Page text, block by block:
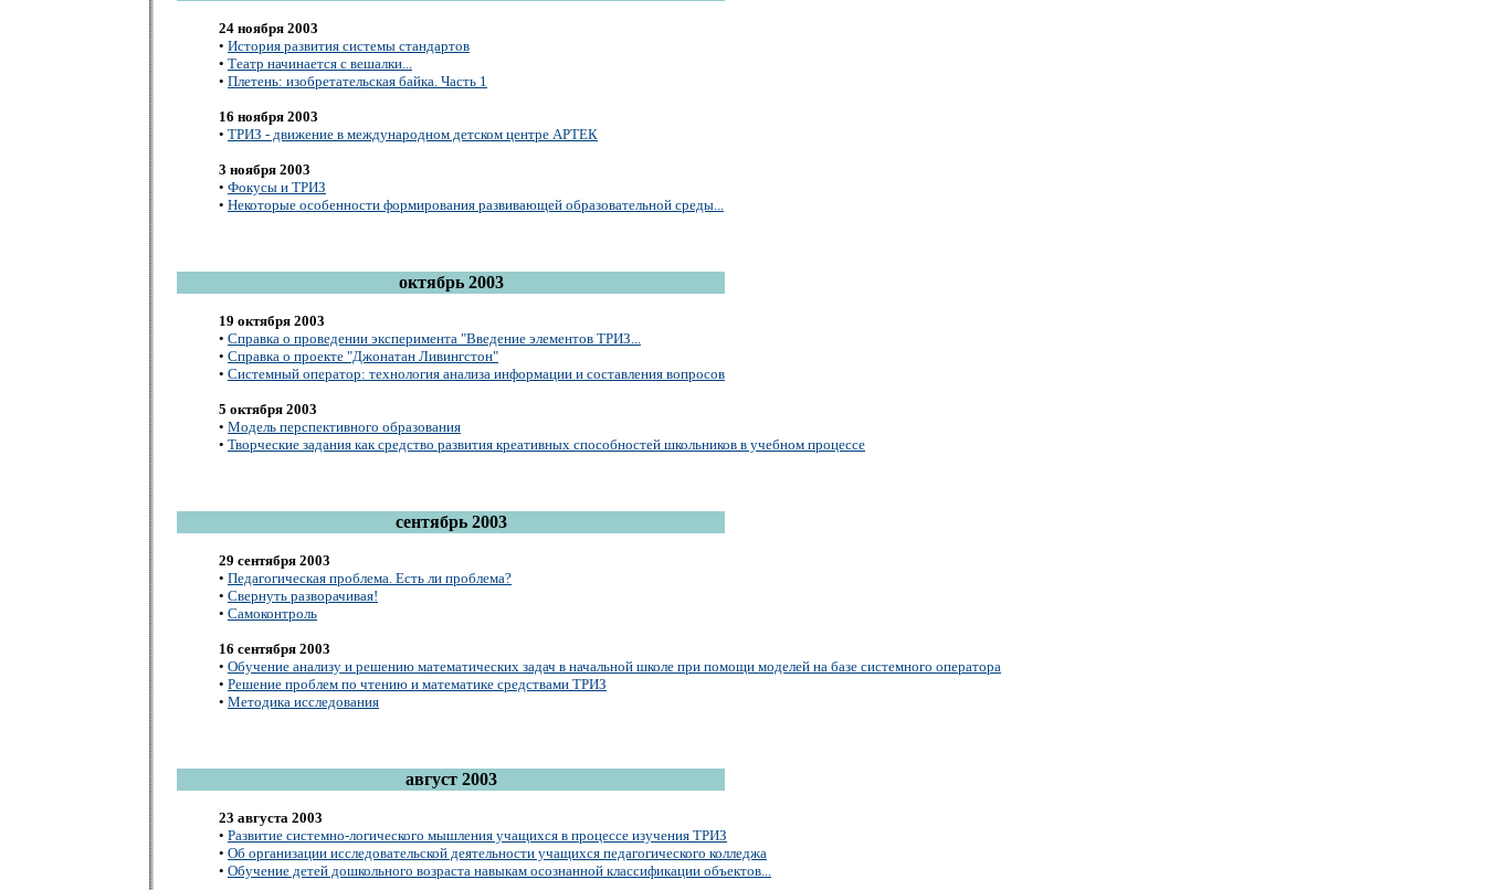
24 ноября 2003
• История развития системы стандартов
• Театр начинается с вешалки...
• Плетень: изобретательская байка. Часть 1
16 ноября 2003
• ТРИЗ - движение в международном детском центре АРТЕК
3 ноября 2003
• Фокусы и ТРИЗ
• Некоторые особенности формирования развивающей образовательной среды...
октябрь 2003
19 октября 2003
• Справка о проведении эксперимента "Введение элементов ТРИЗ...
• Справка о проекте "Джонатан Ливингстон"
• Системный оператор: технология анализа информации и составления вопросов
5 октября 2003
• Модель перспективного образования
• Творческие задания как средство развития креативных способностей школьников в учебном процессе
сентябрь 2003
29 сентября 2003
• Педагогическая проблема. Есть ли проблема?
• Свернуть разворачивая!
• Самоконтроль
16 сентября 2003
• Обучение анализу и решению математических задач в начальной школе при помощи моделей на базе системного оператора
• Решение проблем по чтению и математике средствами ТРИЗ
• Методика исследования
август 2003
23 августа 2003
• Развитие системно-логического мышления учащихся в процессе изучения ТРИЗ
• Об организации исследовательской деятельности учащихся педагогического колледжа
• Обучение детей дошкольного возраста навыкам осознанной классификации объектов...